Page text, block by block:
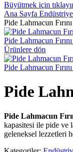
Büyütmek için
Ana Sayfa
Pide Lahmacun
Pide Lahmacun
Ürünlere dön
Pide Lahmacun
Pide
Pide Lahmacun
kapasitesi ile pide ve
geleneksel lezzetleri